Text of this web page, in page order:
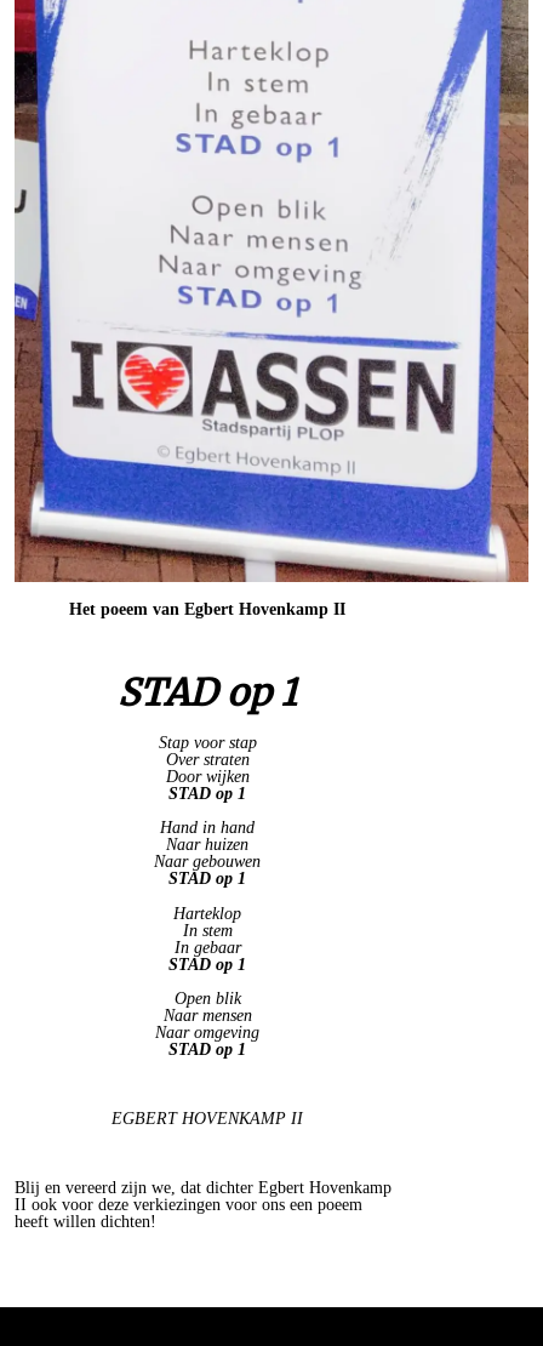
Het poeem van Egbert Hovenkamp II
STAD op 1
Stap voor stap
Over straten
Door wijken
STAD op 1
Hand in hand
Naar huizen
Naar gebouwen
STAD op 1
Harteklop
In stem
In gebaar
STAD op 1
Open blik
Naar mensen
Naar omgeving
STAD op 1
EGBERT HOVENKAMP II
Blij en vereerd zijn we, dat dichter Egbert Hovenkamp
II ook voor deze verkiezingen voor ons een poeem
heeft willen dichten!